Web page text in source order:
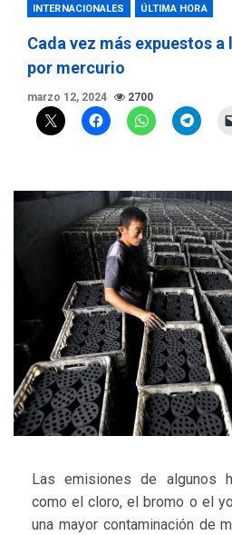
INTERNACIONALES ÚLTIMA HORA
Cada vez más expuestos
por mercurio
marzo 12, 2024 2700
Las emisiones de algunos
como el cloro, el bromo o el
una mayor contaminación de